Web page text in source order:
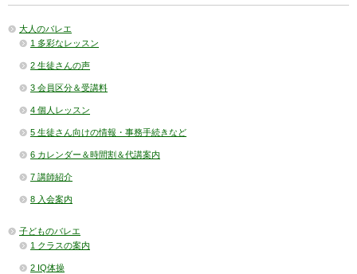
大人のバレエ
1 多彩なレッスン
2 生徒さんの声
3 会員区分＆受講料
4 個人レッスン
5 生徒さん向けの情報・事務手続きなど
6 カレンダー＆時間割＆代講案内
7 講師紹介
8 入会案内
子どものバレエ
1 クラスの案内
2 IQ体操